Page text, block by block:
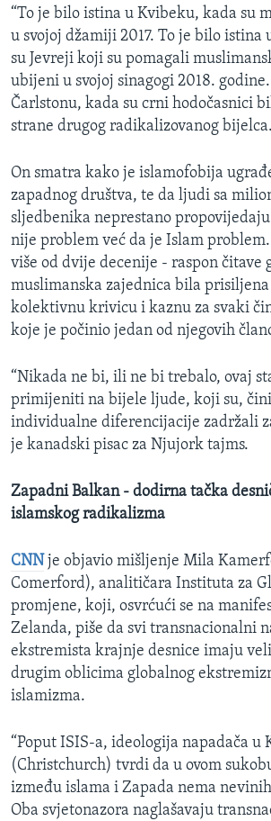
“To je bilo istina u Kvibeku, kada su
u svojoj džamiji 2017. To je bilo istina
su Jevreji koji su pomagali
ubijeni u svojoj sinagogi 2018.
Čarlstonu, kada su crni hodočasnici
strane drugog radikalizovanog
On smatra kako je islamofobija
zapadnog društva, te da ljudi sa
sljedbenika neprestano
nije problem već da je Islam
više od dvije decenije - raspon čitave
muslimanska zajednica bila
kolektivnu krivicu i kaznu za svaki
koje je počinio jedan od njegovih
“Nikada ne bi, ili ne bi trebalo, ovaj
primijeniti na bijele ljude, koji su,
individualne diferencijacije zadržali
je kanadski pisac za Njujork tajms.
Zapadni Balkan - dodirna tačka
islamskog radikalizma
CNN je objavio mišljenje Mila
Comerford), analitičara Instituta za
promjene, koji, osvrćući se na
Zelanda, piše da svi transnacionalni
ekstremista krajnje desnice imaju
drugim oblicima globalnog
islamizma.
“Poput ISIS-a, ideologija napadača u
(Christchurch) tvrdi da u ovom
između islama i Zapada nema
Oba svjetonazora naglašavaju